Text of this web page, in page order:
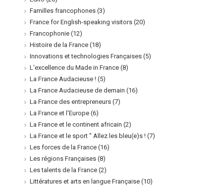
Familles francophones (3)
France for English-speaking visitors (20)
Francophonie (12)
Histoire de la France (18)
Innovations et technologies Françaises (5)
L'excellence du Made in France (8)
La France Audacieuse ! (5)
La France Audacieuse de demain (16)
La France des entrepreneurs (7)
La France et l'Europe (6)
La France et le continent africain (2)
La France et le sport " Allez les bleu(e)s ! (7)
Les forces de la France (16)
Les régions Françaises (8)
Les talents de la France (2)
Littératures et arts en langue Française (10)